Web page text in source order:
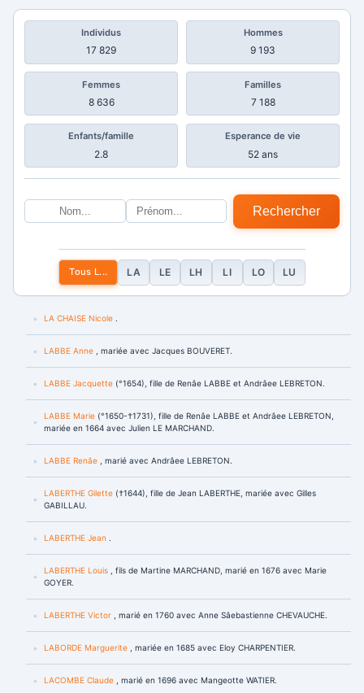
Individus
17 829
Hommes
9 193
Femmes
8 636
Familles
7 188
Enfants/famille
2.8
Esperance de vie
52 ans
Rechercher
Tous L... LA LE LH LI LO LU
LA CHAISE Nicole.
LABBE Anne , mariée avec Jacques BOUVERET.
LABBE Jacquette (°1654), fille de Renâe LABBE et Andrâee LEBRETON.
LABBE Marie (°1650-†1731), fille de Renâe LABBE et Andrâee LEBRETON,
mariée en 1664 avec Julien LE MARCHAND.
LABBE Renâe , marié avec Andrâee LEBRETON.
LABERTHE Gilette (†1644), fille de Jean LABERTHE, mariée avec Gilles
GABILLAU.
LABERTHE Jean.
LABERTHE Louis , fils de Martine MARCHAND, marié en 1676 avec Marie
GOYER.
LABERTHE Victor , marié en 1760 avec Anne Sâebastienne CHEVAUCHE.
LABORDE Marguerite , mariée en 1685 avec Eloy CHARPENTIER.
LACOMBE Claude , marié en 1696 avec Mangeotte WATIER.